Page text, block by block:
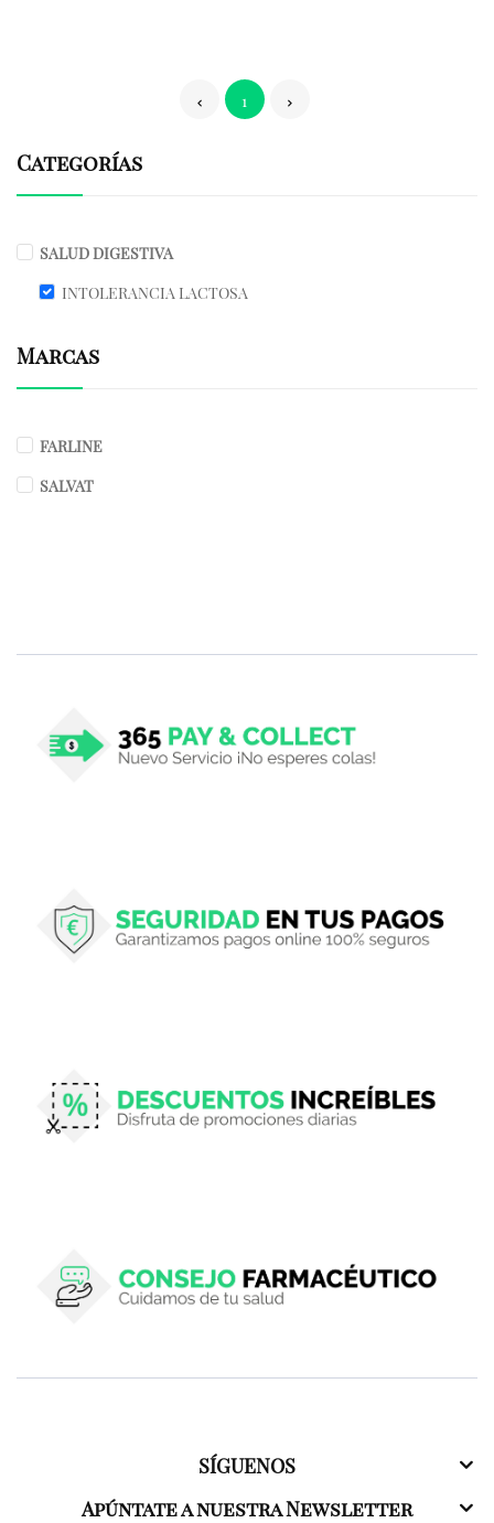
Categorías
SALUD DIGESTIVA
INTOLERANCIA LACTOSA
Marcas
FARLINE
SALVAT
1
SÍGUENOS
Apúntate a nuestra Newsletter